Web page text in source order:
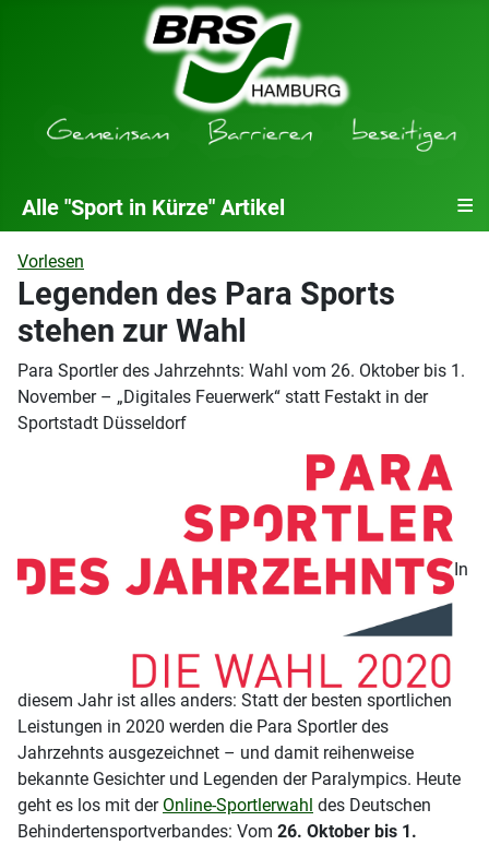
Alle "Sport in Kürze" Artikel ≡
Vorlesen
Legenden des Para Sports
stehen zur Wahl
Para Sportler des Jahrzehnts: Wahl vom 26. Oktober bis 1.
November – „Digitales Feuerwerk“ statt Festakt in der
Sportstadt Düsseldorf
In
diesem Jahr ist alles anders: Statt der besten sportlichen
Leistungen in 2020 werden die Para Sportler des
Jahrzehnts ausgezeichnet – und damit reihenweise
bekannte Gesichter und Legenden der Paralympics. Heute
geht es los mit der Online-Sportlerwahl des Deutschen
Behindertensportverbandes: Vom 26. Oktober bis 1.